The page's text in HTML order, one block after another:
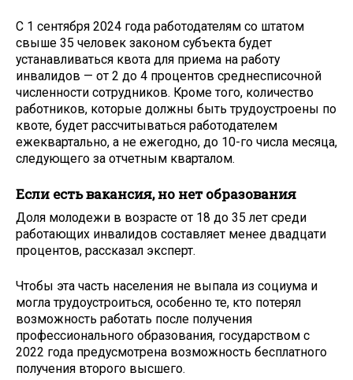
С 1 сентября 2024 года работодателям со штатом
свыше 35 человек законом субъекта будет
устанавливаться квота для приема на работу
инвалидов — от 2 до 4 процентов среднесписочной
численности сотрудников. Кроме того, количество
работников, которые должны быть трудоустроены по
квоте, будет рассчитываться работодателем
ежеквартально, а не ежегодно, до 10-го числа месяца,
следующего за отчетным кварталом.
Если есть вакансия, но нет образования
Доля молодежи в возрасте от 18 до 35 лет среди
работающих инвалидов составляет менее двадцати
процентов, рассказал эксперт.
Чтобы эта часть населения не выпала из социума и
могла трудоустроиться, особенно те, кто потерял
возможность работать после получения
профессионального образования, государством с
2022 года предусмотрена возможность бесплатного
получения второго высшего.